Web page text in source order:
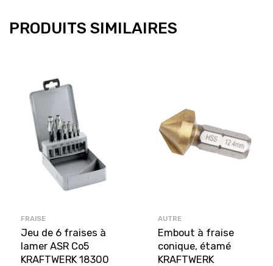
PRODUITS SIMILAIRES
FRAISE
Jeu de 6 fraises à
lamer ASR Co5
KRAFTWERK 18300
AUTRE
Embout à fraise
conique, étamé
KRAFTWERK